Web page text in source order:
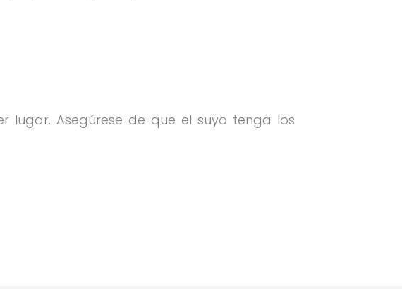
lugar. Asegúrese de que el suyo tenga los